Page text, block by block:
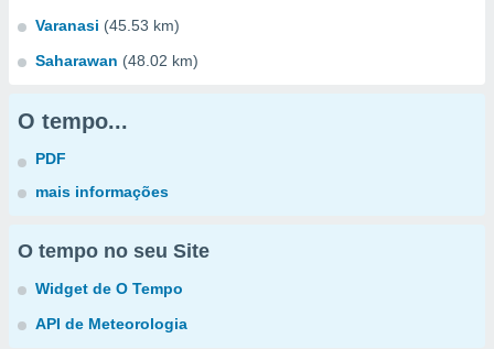
Varanasi (45.53 km)
Saharawan (48.02 km)
O tempo...
PDF
mais informações
O tempo no seu Site
Widget de O Tempo
API de Meteorologia